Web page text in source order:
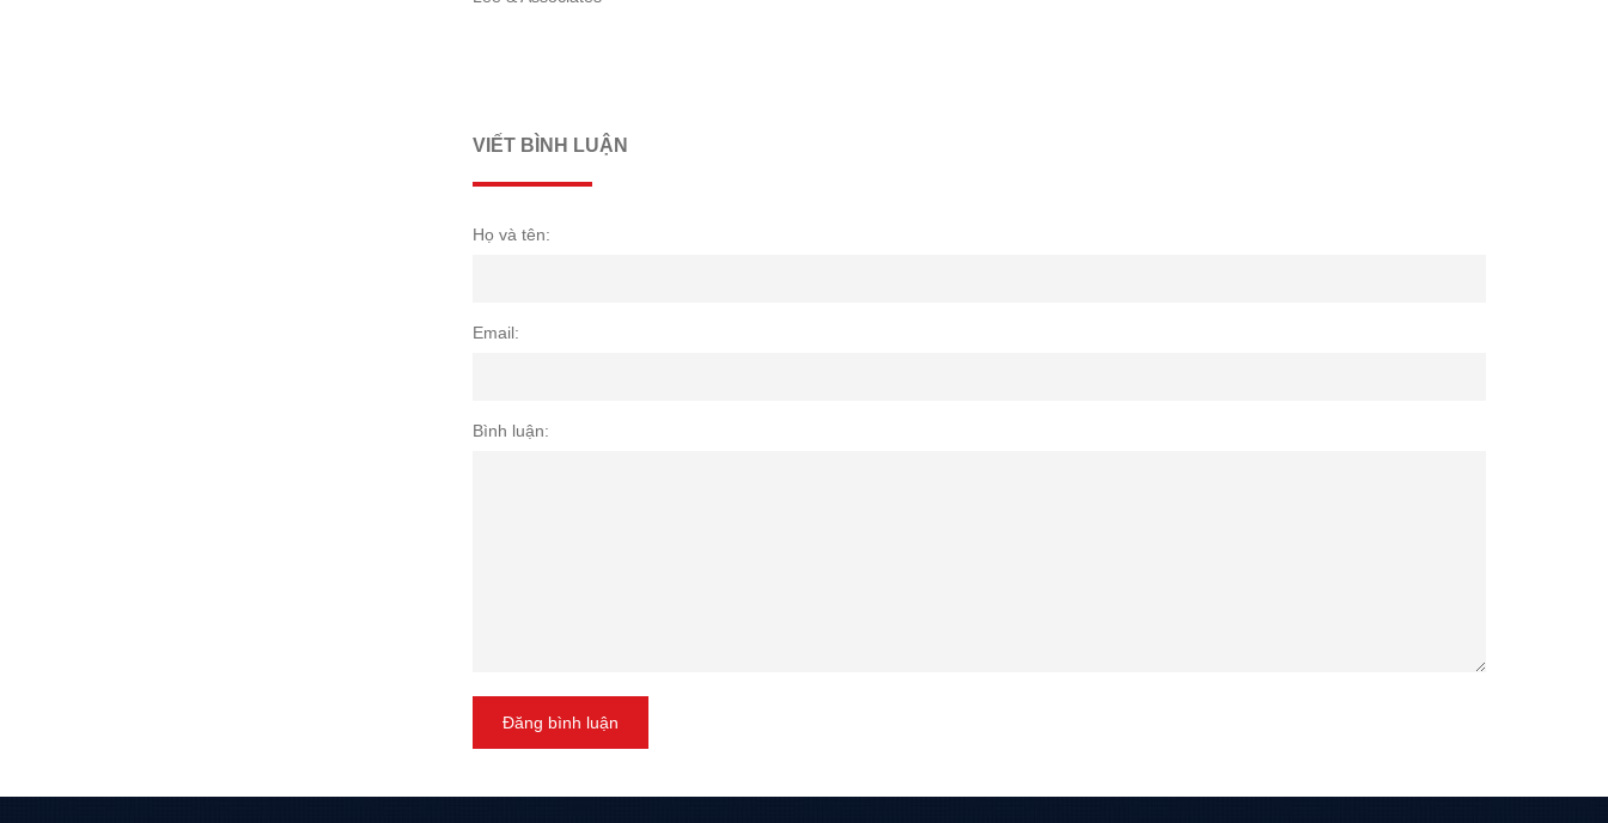
VIẾT BÌNH LUẬN
Họ và tên:
Email:
Bình luận:
Đăng bình luận